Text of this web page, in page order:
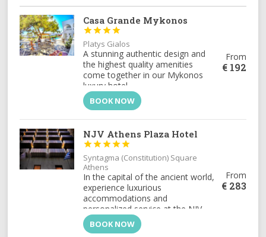
Casa Grande Mykonos




Platys Gialos
From
€ 192
A stunning authentic design and
the highest quality amenities
come together in our Mykonos
luxury hotel.
BOOK NOW
NJV Athens Plaza Hotel





Syntagma (Constitution) Square
Athens
From
€ 283
In the capital of the ancient world,
experience luxurious
accommodations and
personalized service at the NJV
Athens Plaza, the city's most
exclusive address for distinguished
BOOK NOW